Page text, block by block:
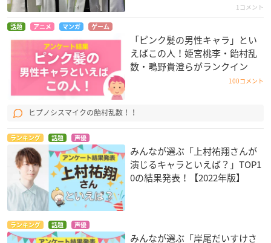
1コメント
話題 アニメ マンガ ゲーム
「ピンク髪の男性キャラ」とい
えばこの人！姫宮桃李・飴村乱
数・鴫野貴澄らがランクイン
100コメント
ヒプノシスマイクの飴村乱数！！
ランキング 話題 声優
みんなが選ぶ「上村祐翔さんが
演じるキャラといえば？」TOP1
0の結果発表！【2022年版】
ランキング 話題 声優
みんなが選ぶ「岸尾だいすけさ